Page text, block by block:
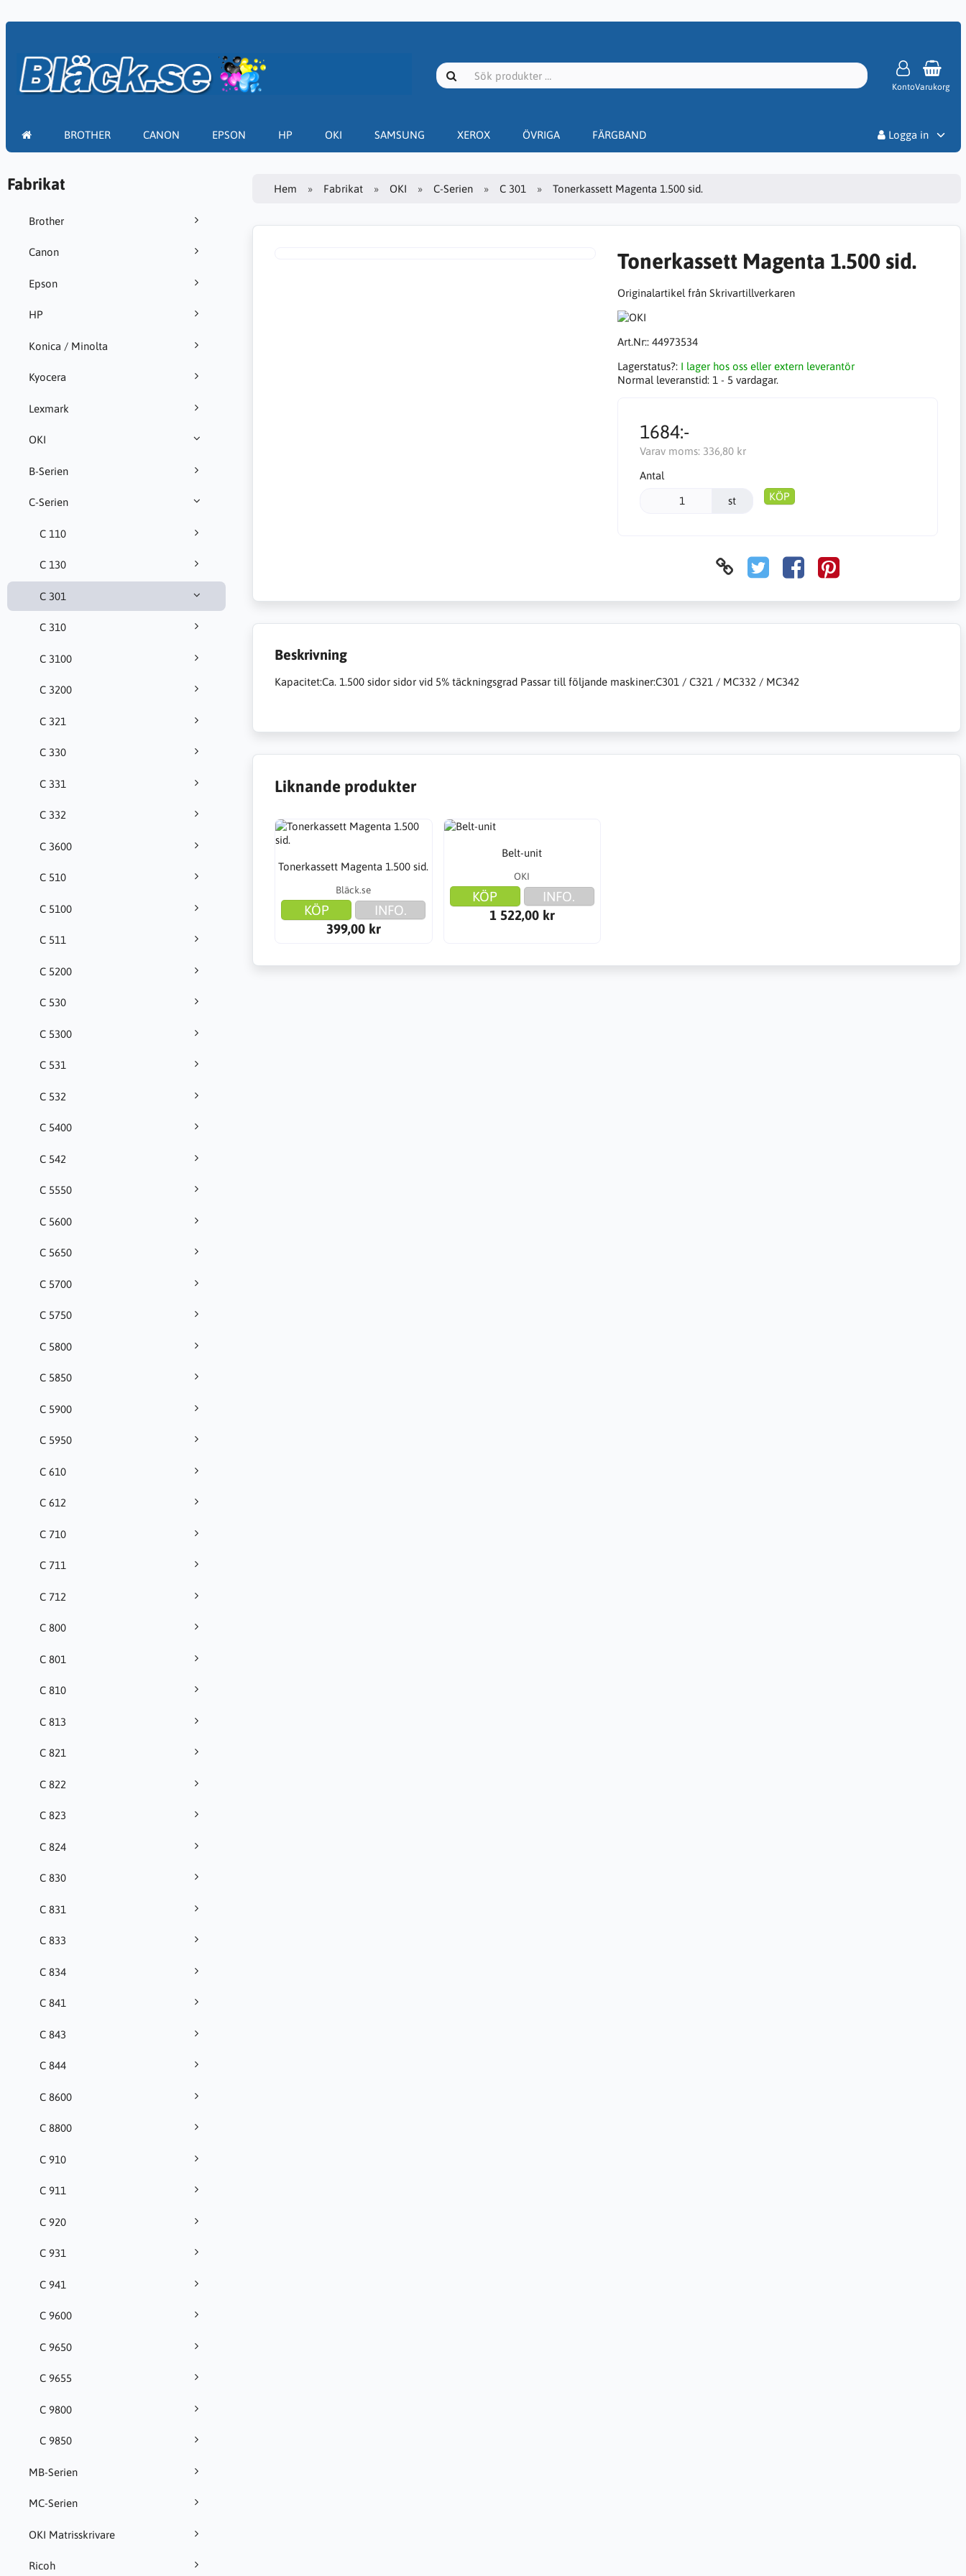
KontoVarukorg
BROTHER CANON EPSON HP OKI SAMSUNG XEROX ÖVRIGA FÄRGBAND
Logga in
Fabrikat
Brother
Canon
Epson
HP
Konica / Minolta
Kyocera
Lexmark
OKI
B-Serien
C-Serien
C 110
C 130
C 301
C 310
C 3100
C 3200
C 321
C 330
C 331
C 332
C 3600
C 510
C 5100
C 511
C 5200
C 530
C 5300
C 531
C 532
C 5400
C 542
C 5550
C 5600
C 5650
C 5700
C 5750
C 5800
C 5850
C 5900
C 5950
C 610
C 612
C 710
C 711
C 712
C 800
C 801
C 810
C 813
C 821
C 822
C 823
C 824
C 830
C 831
C 833
C 834
C 841
C 843
C 844
C 8600
C 8800
C 910
C 911
C 920
C 931
C 941
C 9600
C 9650
C 9655
C 9800
C 9850
MB-Serien
MC-Serien
OKI Matrisskrivare
Ricoh
Hem Fabrikat OKI C-Serien C 301 Tonerkassett Magenta 1.500 sid.
Tonerkassett Magenta 1.500 sid.
Originalartikel från Skrivartillverkaren
Art.Nr:: 44973534
Lagerstatus?: I lager hos oss eller extern leverantör
Normal leveranstid: 1 - 5 vardagar.
1684:-
Varav moms: 336,80 kr
Antal
st KÖP
Beskrivning
Kapacitet:Ca. 1.500 sidor sidor vid 5% täckningsgrad Passar till följande maskiner:C301 / C321 / MC332 / MC342
Liknande produkter
Tonerkassett Magenta 1.500 sid.
Bläck.se
KÖP
INFO.
399,00 kr
Belt-unit
OKI
KÖP
INFO.
1 522,00 kr